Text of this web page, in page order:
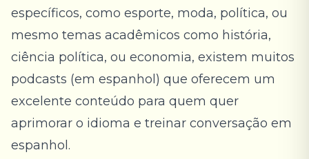
específicos, como esporte, moda, política, ou
mesmo temas acadêmicos como história,
ciência política, ou economia, existem muitos
podcasts (em espanhol) que oferecem um
excelente conteúdo para quem quer
aprimorar o idioma e treinar conversação em
espanhol.